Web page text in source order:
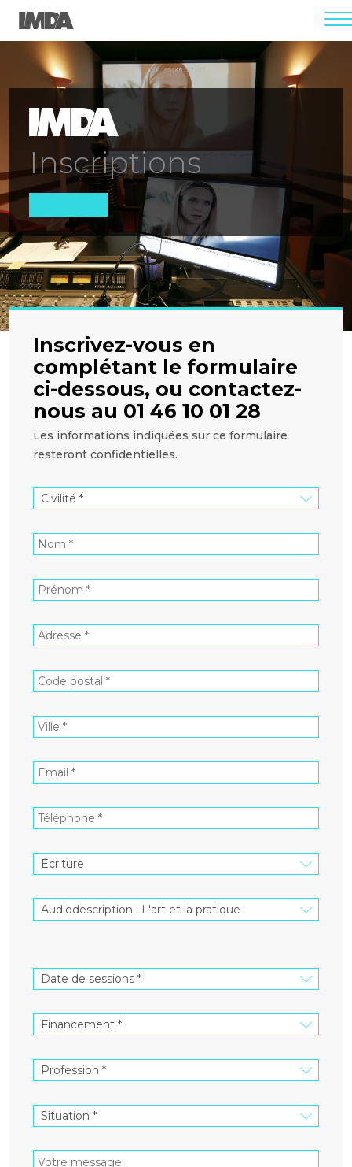
Inscriptions
Inscrivez-vous en
complétant le formulaire
ci-dessous, ou contactez-
nous au 01 46 10 01 28
Les informations indiquées sur ce formulaire
resteront confidentielles.